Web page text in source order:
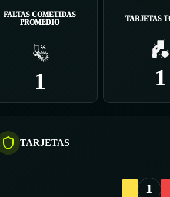
FALTAS COMETIDAS
PROMEDIO
1
TARJETAS
1
TARJETAS
1